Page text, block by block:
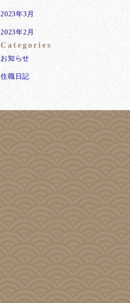
2023年3月
2023年2月
Categories
お知らせ
住職日記